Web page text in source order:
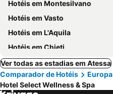
Hotéis em Montesilvano
Hotéis em Vasto
Hotéis em L'Aquila
Hotéis em Chieti
Ver todas as estadias em Atessa
Comparador de Hotéis
Europa
Hotel Select Wellness & Spa